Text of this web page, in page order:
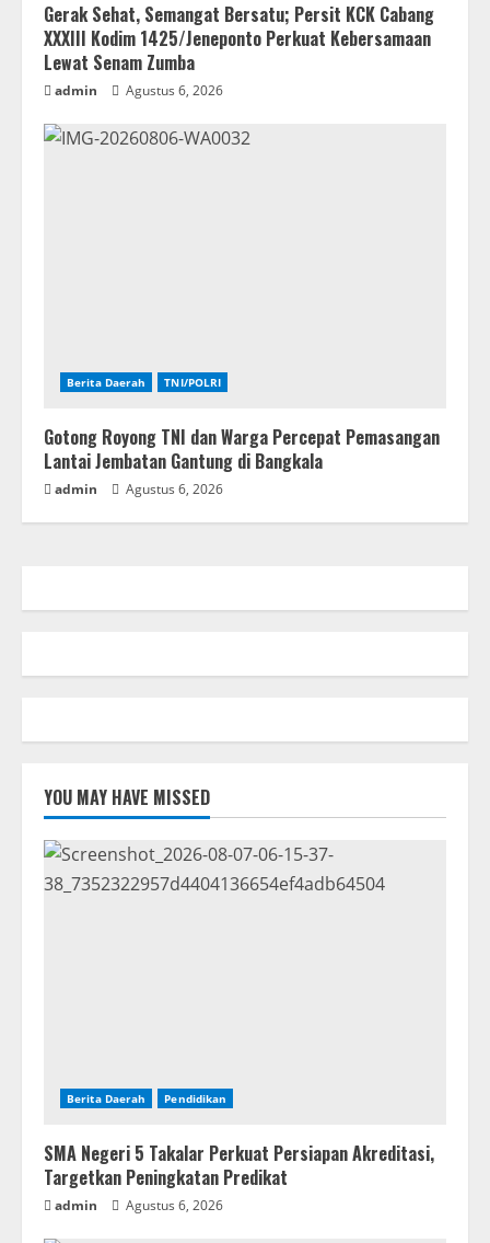
Gerak Sehat, Semangat Bersatu; Persit KCK Cabang
XXXIII Kodim 1425/Jeneponto Perkuat Kebersamaan
Lewat Senam Zumba
admin Agustus 6, 2026
Berita Daerah TNI/POLRI
Gotong Royong TNI dan Warga Percepat Pemasangan
Lantai Jembatan Gantung di Bangkala
admin Agustus 6, 2026
YOU MAY HAVE MISSED
Berita Daerah Pendidikan
SMA Negeri 5 Takalar Perkuat Persiapan Akreditasi,
Targetkan Peningkatan Predikat
admin Agustus 6, 2026